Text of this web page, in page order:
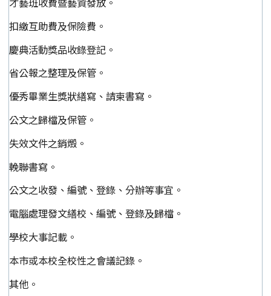
扣繳互助費及保險費。
慶典活動獎品收錄登記。
省公報之整理及保管。
優秀畢業生獎狀繕寫、請柬書寫。
公文之歸檔及保管。
失效文件之銷燬。
輓聯書寫。
公文之收發、編號、登錄、分辦等事宜。
電腦處理發文繕校、編號、登錄及歸檔。
學校大事記載。
本市或本校全校性之會議記錄。
其他。